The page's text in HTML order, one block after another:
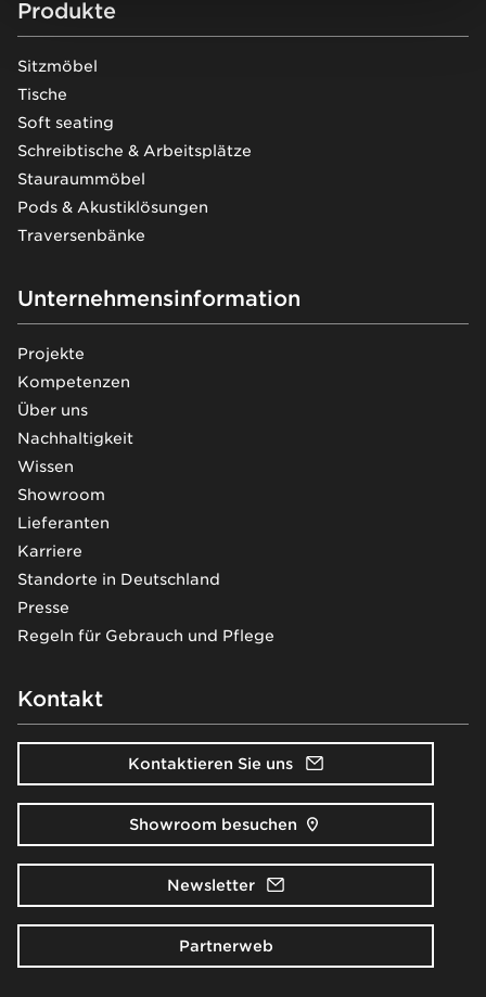
Footer
Produkte
Sitzmöbel
Tische
Soft seating
Schreibtische & Arbeitsplätze
Stauraummöbel
Pods & Akustiklösungen
Traversenbänke
Unternehmensinformation
Projekte
Kompetenzen
Über uns
Nachhaltigkeit
Wissen
Showroom
Lieferanten
Karriere
Standorte in Deutschland
Presse
Regeln für Gebrauch und Pflege
Kontakt
Kontaktieren Sie uns
Showroom besuchen
Newsletter
Partnerweb